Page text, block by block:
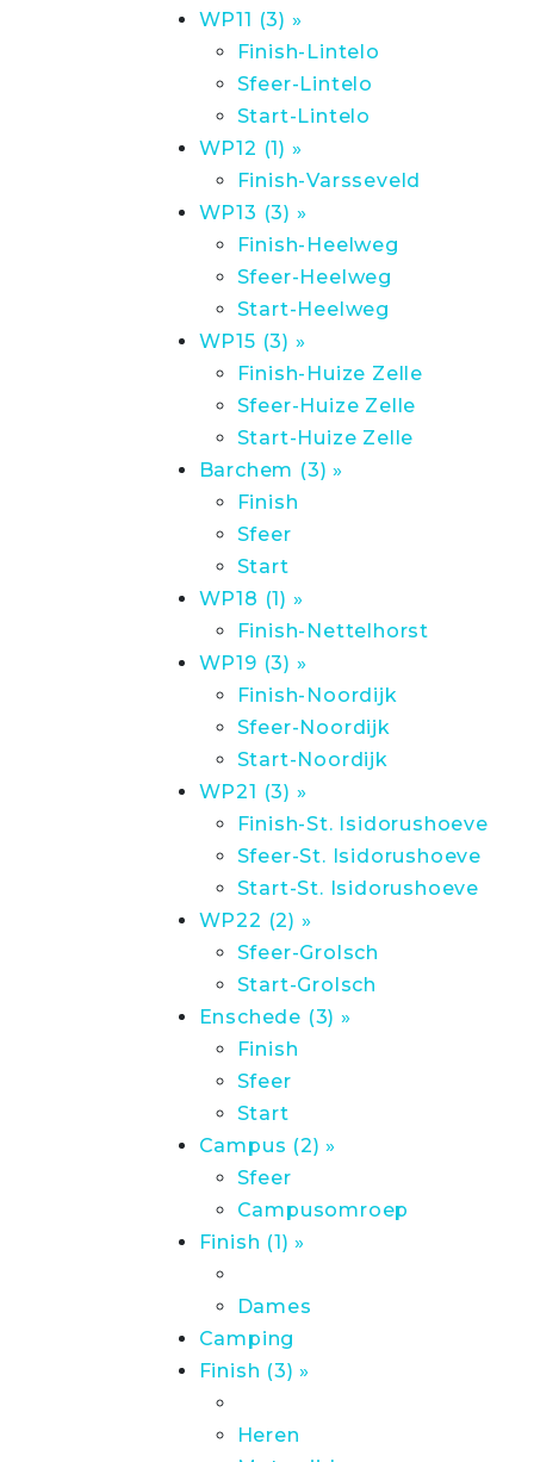
WP11 (3) »
Finish-Lintelo
Sfeer-Lintelo
Start-Lintelo
WP12 (1) »
Finish-Varsseveld
WP13 (3) »
Finish-Heelweg
Sfeer-Heelweg
Start-Heelweg
WP15 (3) »
Finish-Huize Zelle
Sfeer-Huize Zelle
Start-Huize Zelle
Barchem (3) »
Finish
Sfeer
Start
WP18 (1) »
Finish-Nettelhorst
WP19 (3) »
Finish-Noordijk
Sfeer-Noordijk
Start-Noordijk
WP21 (3) »
Finish-St. Isidorushoeve
Sfeer-St. Isidorushoeve
Start-St. Isidorushoeve
WP22 (2) »
Sfeer-Grolsch
Start-Grolsch
Enschede (3) »
Finish
Sfeer
Start
Campus (2) »
Sfeer
Campusomroep
Finish (1) »
Dames
Camping
Finish (3) »
Heren